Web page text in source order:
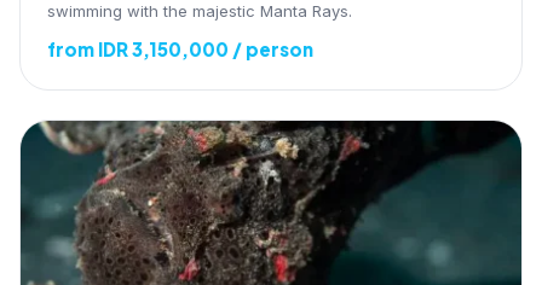
swimming with the majestic Manta Rays.
from IDR 3,150,000 / person